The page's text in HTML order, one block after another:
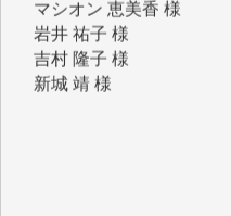
新城 靖 様
青木 要 様
T.Y. 様
K.O. 様